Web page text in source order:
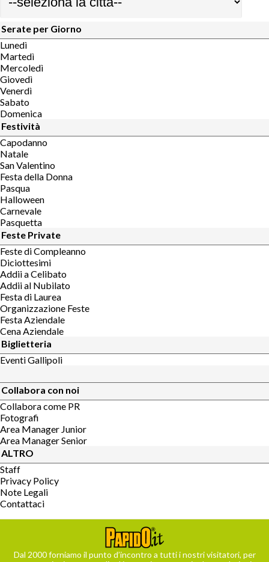
Serate per Giorno
Lunedì
Martedì
Mercoledì
Giovedì
Venerdì
Sabato
Domenica
Festività
Capodanno
Natale
San Valentino
Festa della Donna
Pasqua
Halloween
Carnevale
Pasquetta
Feste Private
Feste di Compleanno
Diciottesimi
Addii a Celibato
Addii al Nubilato
Festa di Laurea
Organizzazione Feste
Festa Aziendale
Cena Aziendale
Biglietteria
Eventi Gallipoli
Collabora con noi
Collabora come PR
Fotografi
Area Manager Junior
Area Manager Senior
ALTRO
Staff
Privacy Policy
Note Legali
Contattaci
Dal 2000 forniamo il punto d’incontro a tutti i nostri visitatori, per